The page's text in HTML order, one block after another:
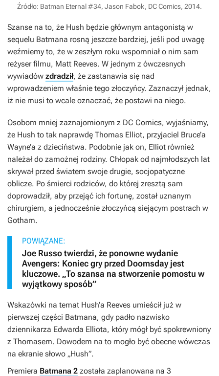
Źródło: Batman Eternal #34, Jason Fabok, DC Comics, 2014.
Szanse na to, że Hush będzie głównym antagonistą w
sequelu Batmana rosną jeszcze bardziej, jeśli pod uwagę
weźmiemy to, że w zeszłym roku wspomniał o nim sam
reżyser filmu, Matt Reeves. W jednym z ówczesnych
wywiadów zdradził, że zastanawia się nad
wprowadzeniem właśnie tego złoczyńcy. Zaznaczył jednak,
iż nie musi to wcale oznaczać, że postawi na niego.
Osobom mniej zaznajomionym z DC Comics, wyjaśniamy,
że Hush to tak naprawdę Thomas Elliot, przyjaciel Bruce’a
Wayne’a z dzieciństwa. Podobnie jak on, Elliot również
należał do zamożnej rodziny. Chłopak od najmłodszych lat
skrywał przed światem swoje drugie, socjopatyczne
oblicze. Po śmierci rodziców, do której zresztą sam
doprowadził, aby przejąć ich fortunę, został uznanym
chirurgiem, a jednocześnie złoczyńcą siejącym postrach w
Gotham.
POWIĄZANE:
Joe Russo twierdzi, że ponowne wydanie
Avengers: Koniec gry przed Doomsday jest
kluczowe. „To szansa na stworzenie pomostu w
wyjątkowy sposób”
Wskazówki na temat Hush’a Reeves umieścił już w
pierwszej części Batmana, gdy padło nazwisko
dziennikarza Edwarda Elliota, który mógł być spokrewniony
z Thomasem. Dowodem na to mogło być obecne wówczas
na ekranie słowo „Hush”.
Premiera Batmana 2 została zaplanowana na 3